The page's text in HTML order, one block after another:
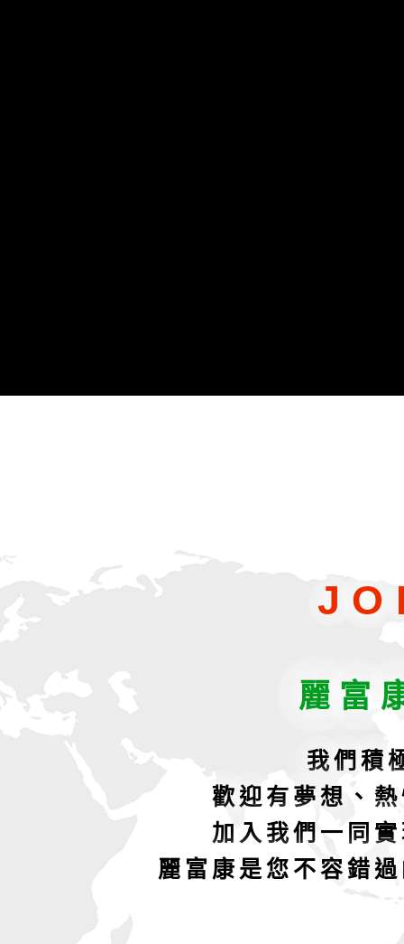
麗富
我們積
歡迎有夢想、
加入我們一同
麗富康是您不容錯